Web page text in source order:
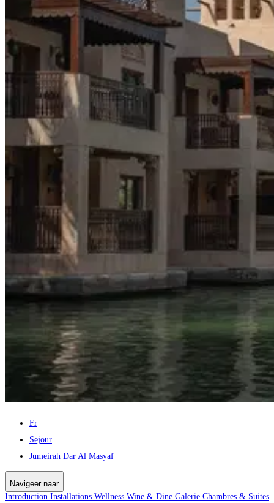
Fr
Sejour
Jumeirah Dar Al Masyaf
Navigeer naar
Introduction Installations Wellness Wine & Dine Galerie Chambres & Suites